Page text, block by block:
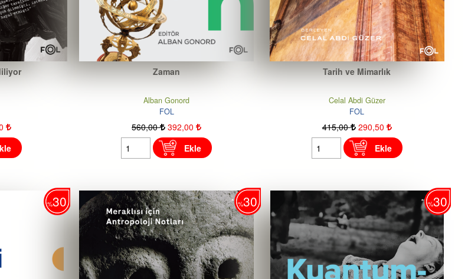
Zaman
Alban Gonord
FOL
560,00 392,00
Ekle
Tarih ve Mimarlık
Celal Abdi Güzer
FOL
415,00 290,50
Ekle
%30 %30 %30